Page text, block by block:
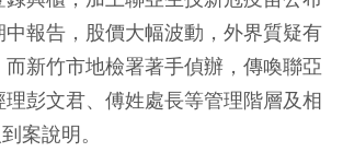
報告，股價大幅波動，外界質疑有
新竹市地檢署著手偵辦，傳喚聯亞
彭文君、傅姓處長等管理階層及相
案說明。